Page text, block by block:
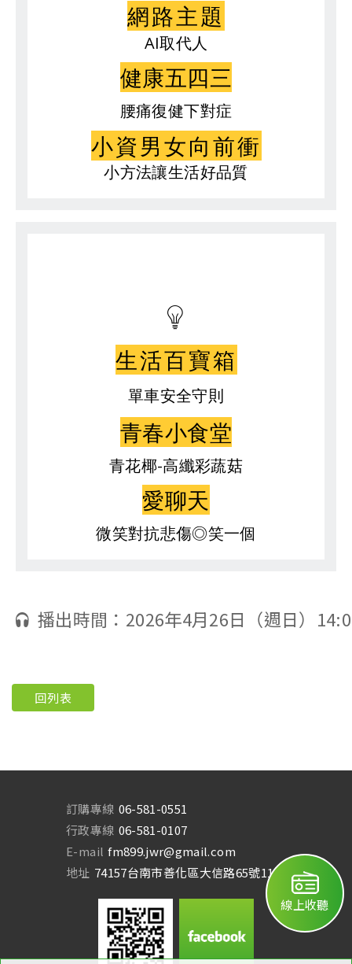
網路主題
AI取代人
健康五四三
腰痛復健下對症
小資男女向前衝
小方法讓生活好品質
生活百寶箱
單車安全守則
青春小食堂
青花椰-高纖彩蔬菇
愛聊天
微笑對抗悲傷◎笑一個
播出時間：2026年4月26日（週日）
回列表
訂購專線 06-581-0551
行政專線 06-581-0107
E-mail fm899.jwr@gmail.com
地址 74157台南市善化區大信路65號11樓
線上收聽